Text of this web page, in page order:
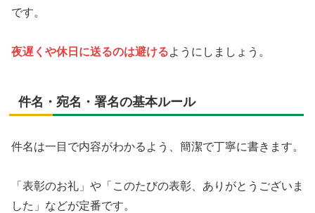
です。
夜遅くや休日に送るのは避けるようにしましょう。
件名・宛名・署名の基本ルール
件名は一目で内容がわかるよう、簡潔で丁寧に書きます。
「表彰のお礼」や「このたびの表彰、ありがとうございま
した」などが定番です。